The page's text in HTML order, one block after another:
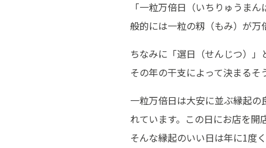
「一粒万倍日（いちりゅうま
般的には一粒の籾（もみ）が万
ちなみに「選日（せんじつ）」
その年の干支によって決まるそ
一粒万倍日は大安に並ぶ縁起
れています。この日にお店を開
そんな縁起のいい日は年に1度